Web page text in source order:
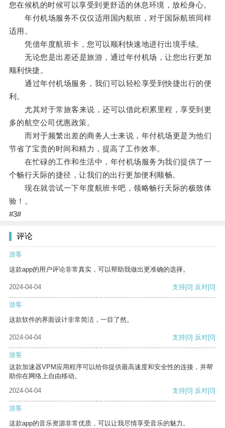
您在候机的时候可以享受到更舒适的休息环境，放松身心。
年付机场服务不仅仅适用国内航班，对于国际航班同样
适用。
凭借年度航班卡，您可以顺利快速地进行出境手续。
无论您是出差还是旅游，通过年付机场，让您出行更加
顺利快捷。
通过年付机场服务，我们可以轻松享受到快捷出行的便
利。
尤其对于常旅客来说，还可以借此积累里程，享受到更
多的航空公司优惠政策。
而对于频繁出差的商务人士来说，年付机场更是为他们
节省了宝贵的时间和精力，提高了工作效率。
在忙碌的工作和生活中，年付机场服务为我们提供了一
个畅行天际的捷径，让我们的出行更加便利顺畅。
现在就尝试一下年度航班卡吧，领略畅行天际的极致体
验！。
#3#
评论
游客
这款app的用户评论非常真实，可以帮助我做出更准确的选择。
2024-04-04 支持[0] 反对[0]
游客
这款软件的界面设计非常简洁，一目了然。
2024-04-04 支持[0] 反对[0]
游客
这款加速器VPM应用程序可以给你提供最高速度和安全性的连接，并帮
助你在网络上自由移动。
2024-04-04
支持[0] 反对[0]
游客
这款app的音乐资源非常优质，可以让我尽情享受音乐的魅力。